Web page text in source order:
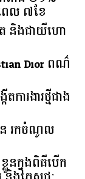
េល ៧ខែ
និងជាយីហោ
Dior ពណ៌
ារងារ​ថ្មី​ជាង​
ន រកចំណូល
នក្នុងពិធីបើក